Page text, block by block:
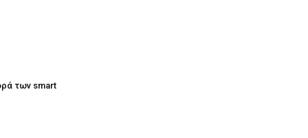
των smart